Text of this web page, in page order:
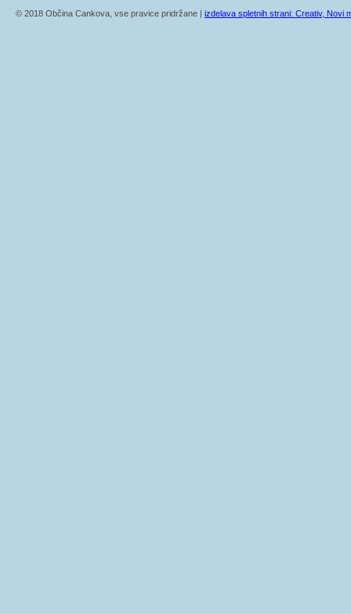
© 2018 Občina Cankova, vse pravice pridržane | izdelava spletnih strani: Creativ, Novi